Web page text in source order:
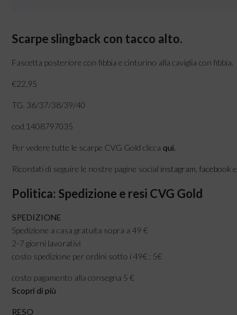
Scarpe slingback con tacco alto.
Fascetta posteriore con fibbia e cinturino alla caviglia con fibbia.
€22,95
TG. 36/37/38/39/40
cod.1408797035
Per vedere tutte le scarpe CVG Gold clicca qui.
Ricordati di seguire le nostre pagine social instagram, facebook e
Politica: Spedizione e resi CVG Gold
SPEDIZIONE
Spedizione a casa gratuita sopra a 49 €
2-7 giorni lavorativi
costo spedizione per ordini sotto i 49€ : 5€
costo pagamento alla consegna 5 €
Scopri di più
RESO